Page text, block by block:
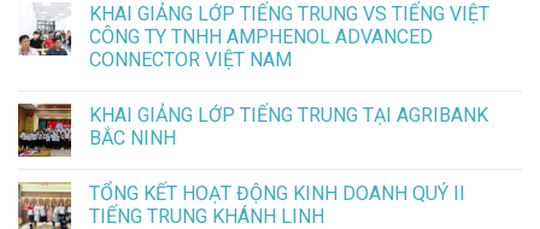
KHAI GIẢNG LỚP TIẾNG TRUNG VS TIẾNG VIỆT
CÔNG TY TNHH AMPHENOL ADVANCED
CONNECTOR VIỆT NAM
KHAI GIẢNG LỚP TIẾNG TRUNG TẠI AGRIBANK
BẮC NINH
TỔNG KẾT HOẠT ĐỘNG KINH DOANH QUÝ II
TIẾNG TRUNG KHÁNH LINH